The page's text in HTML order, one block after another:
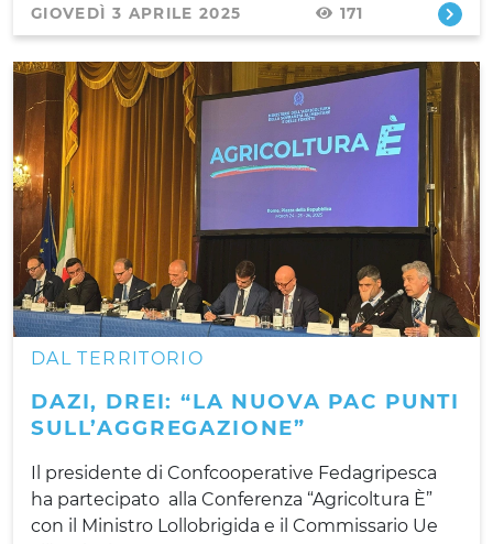
GIOVEDÌ 3 APRILE 2025 171
DAL TERRITORIO
DAZI, DREI: “LA NUOVA PAC PUNTI
SULL’AGGREGAZIONE”
Il presidente di Confcooperative Fedagripesca
ha partecipato alla Conferenza “Agricoltura È”
con il Ministro Lollobrigida e il Commissario Ue